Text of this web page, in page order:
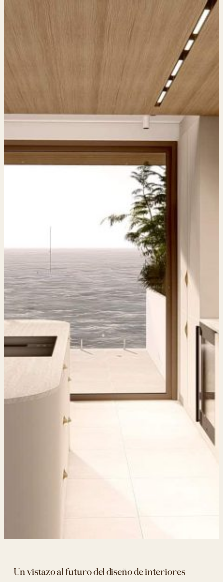
Un vistazo al futuro del diseño de interiores